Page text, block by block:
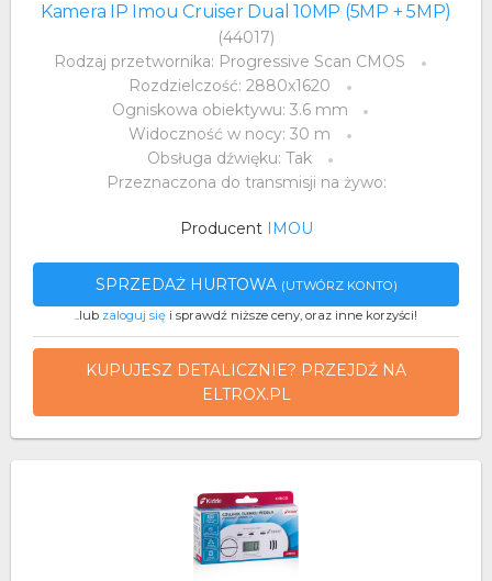
Kamera IP Imou Cruiser Dual 10MP (5MP + 5MP)
(44017)
Rodzaj przetwornika: Progressive Scan CMOS
Rozdzielczość: 2880x1620
Ogniskowa obiektywu: 3.6 mm
Widoczność w nocy: 30 m
Obsługa dźwięku: Tak
Przeznaczona do transmisji na żywo:
Producent IMOU
SPRZEDAŻ HURTOWA (UTWÓRZ KONTO)
..lub zaloguj się i sprawdź niższe ceny, oraz inne korzyści!
KUPUJESZ DETALICZNIE? PRZEJDŹ NA
ELTROX.PL